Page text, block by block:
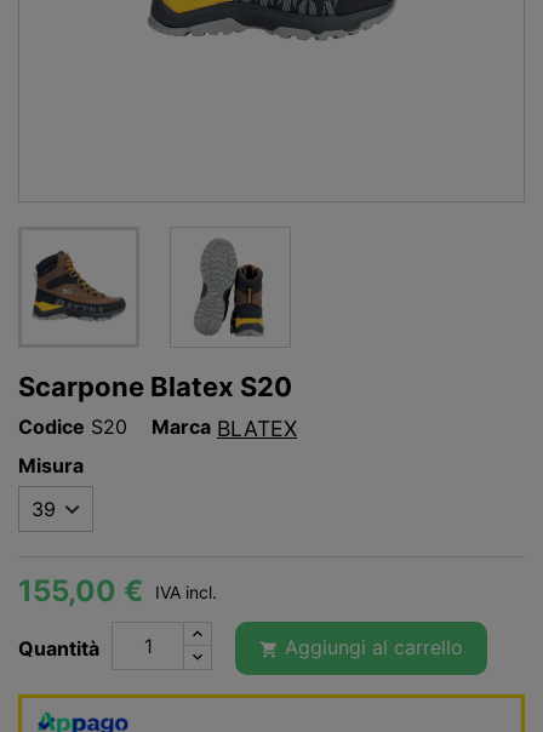
Scarpone Blatex S20
Codice S20 Marca BLATEX
Misura
155,00 € IVA incl.
Quantità  Aggiungi al carrello